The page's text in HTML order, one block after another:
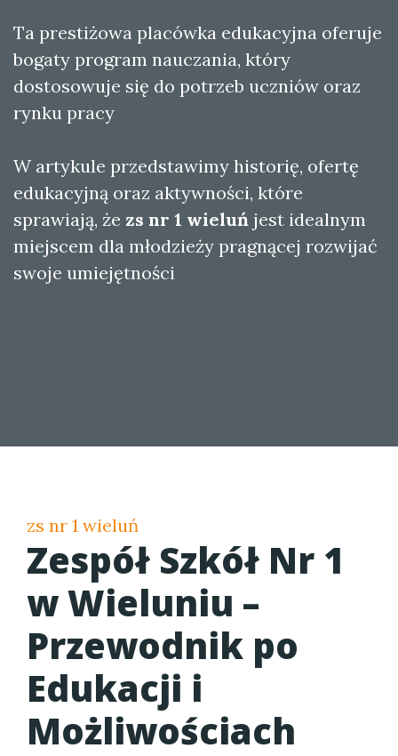
Ta prestiżowa placówka edukacyjna oferuje
bogaty program nauczania, który
dostosowuje się do potrzeb uczniów oraz
rynku pracy
W artykule przedstawimy historię, ofertę
edukacyjną oraz aktywności, które
sprawiają, że zs nr 1 wieluń jest idealnym
miejscem dla młodzieży pragnącej rozwijać
swoje umiejętności
zs nr 1 wieluń
Zespół Szkół Nr 1
w Wieluniu –
Przewodnik po
Edukacji i
Możliwościach